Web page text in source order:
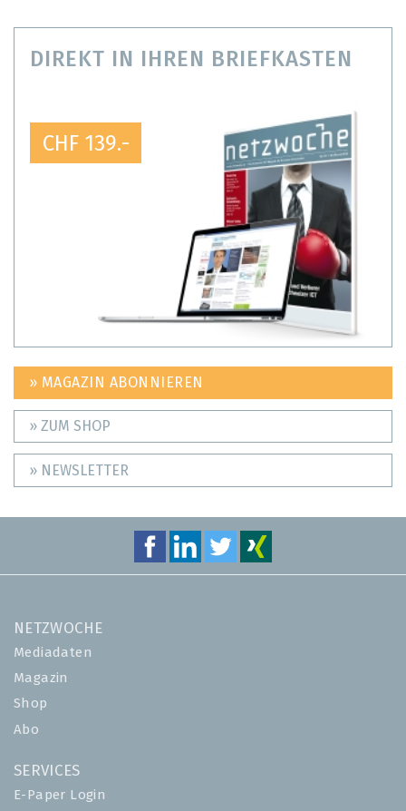
DIREKT IN IHREN BRIEFKASTEN
CHF 139.-
» MAGAZIN ABONNIEREN
» ZUM SHOP
» NEWSLETTER
NETZWOCHE
Mediadaten
Magazin
Shop
Abo
SERVICES
E-Paper Login